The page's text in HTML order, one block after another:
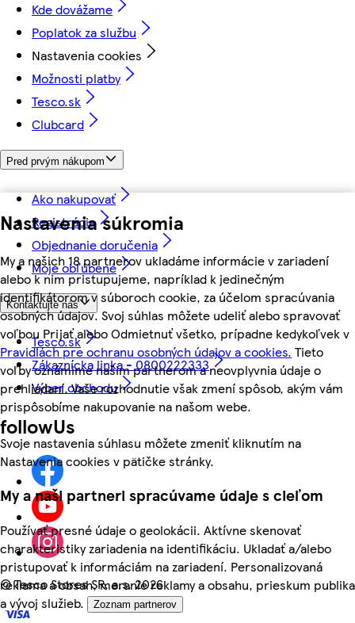
Nastavenia súkromia
My a našich 18 partnerov ukladáme informácie v zariadení
alebo k nim pristupujeme, napríklad k jedinečným
identifikátorom v súboroch cookie, za účelom spracúvania
osobných údajov. Svoj súhlas môžete udeliť alebo spravovať
voľbou Prijať alebo Odmietnuť všetko, prípadne kedykoľvek v
Pravidlách pre ochranu osobných údajov a cookies. Tieto
voľby oznámime našim partnerom a neovplyvnia údaje o
prehliadaní. Vaše rozhodnutie však zmení spôsob, akým vám
prispôsobíme nakupovanie na našom webe.
Svoje nastavenia súhlasu môžete zmeniť kliknutím na
Nastavenia cookies v pätičke stránky.
My a naši partneri spracúvame údaje s cieľom
Používať presné údaje o geolokácii. Aktívne skenovať
charakteristiky zariadenia na identifikáciu. Ukladať a/alebo
pristupovať k informáciám na zariadení. Personalizovaná
reklama a obsah, meranie reklamy a obsahu, prieskum publika
a vývoj služieb.
Zoznam partnerov
Kde dovážame
Poplatok za službu
Nastavenia cookies
Možnosti platby
Tesco.sk
Clubcard
Pred prvým nákupom
Ako nakupovať
Registrácia
Objednanie doručenia
Moje obľúbené
Kontaktujte nás
Tesco.sk
Zákaznícka linka - 0800222333
Výber obchodu
followUs
©Tesco Stores SR, a.s. 2026